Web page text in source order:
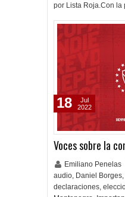
por Lista Roja.Con
Voces sobre la
Emiliano Penelas
audio, Daniel Borges,
declaraciones,
18
Jul
2022